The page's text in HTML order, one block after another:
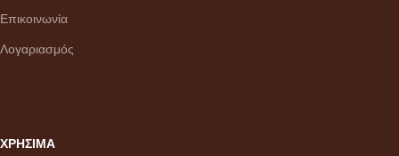
Επικοινωνία
Λογαριασμός
ΧΡΗΣΙΜΑ